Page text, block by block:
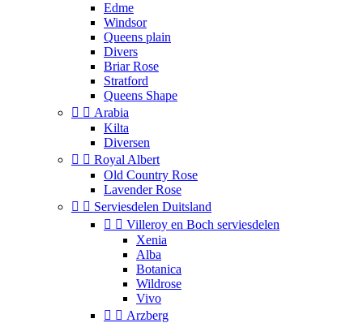
Edme
Windsor
Queens plain
Divers
Briar Rose
Stratford
Queens Shape
  Arabia
Kilta
Diversen
  Royal Albert
Old Country Rose
Lavender Rose
  Serviesdelen Duitsland
  Villeroy en Boch serviesdelen
Xenia
Alba
Botanica
Wildrose
Vivo
  Arzberg